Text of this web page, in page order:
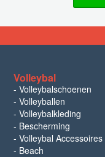
Volleybal
- Volleybalschoenen
- Volleyballen
- Volleybalkleding
- Bescherming
- Volleybal Accessoires
- Beach